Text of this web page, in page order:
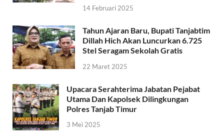
14 Februari 2025
Tahun Ajaran Baru, Bupati Tanjabtim
Dillah Hich Akan Luncurkan 6.725
Stel Seragam Sekolah Gratis
22 Maret 2025
Upacara Serahterima Jabatan Pejabat
Utama Dan Kapolsek Dilingkungan
Polres Tanjab Timur
3 Mei 2025